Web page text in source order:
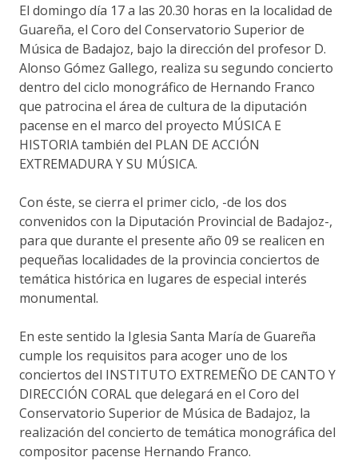
El domingo día 17 a las 20.30 horas en la localidad de
Guareña, el Coro del Conservatorio Superior de
Música de Badajoz, bajo la dirección del profesor D.
Alonso Gómez Gallego, realiza su segundo concierto
dentro del ciclo monográfico de Hernando Franco
que patrocina el área de cultura de la diputación
pacense en el marco del proyecto MÚSICA E
HISTORIA también del PLAN DE ACCIÓN
EXTREMADURA Y SU MÚSICA.
Con éste, se cierra el primer ciclo, -de los dos
convenidos con la Diputación Provincial de Badajoz-,
para que durante el presente año 09 se realicen en
pequeñas localidades de la provincia conciertos de
temática histórica en lugares de especial interés
monumental.
En este sentido la Iglesia Santa María de Guareña
cumple los requisitos para acoger uno de los
conciertos del INSTITUTO EXTREMEÑO DE CANTO Y
DIRECCIÓN CORAL que delegará en el Coro del
Conservatorio Superior de Música de Badajoz, la
realización del concierto de temática monográfica del
compositor pacense Hernando Franco.